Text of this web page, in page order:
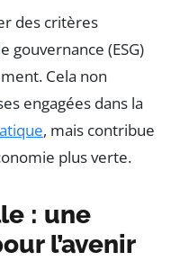
des critères
gouvernance (ESG)
Cela non
engagées dans la
, mais contribue
plus verte.
: une
l’avenir